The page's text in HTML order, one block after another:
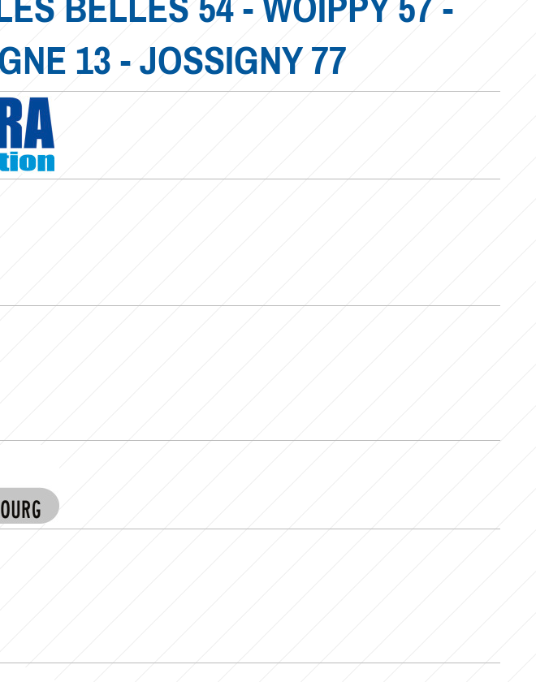
13 - JOSSIGNY 77